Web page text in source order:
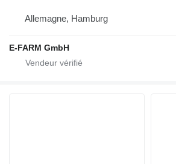
Allemagne, Hamburg
E-FARM GmbH